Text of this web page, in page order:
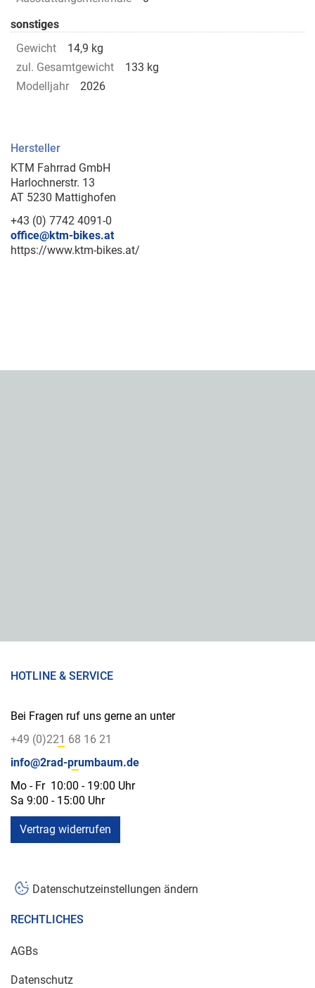
sonstiges
Gewicht
14,9 kg
zul. Gesamtgewicht
133 kg
Modelljahr
2026
Hersteller
KTM Fahrrad GmbH
Harlochnerstr. 13
AT 5230 Mattighofen
+43 (0) 7742 4091-0
office@ktm-bikes.at
https://www.ktm-bikes.at/
HOTLINE & SERVICE
Bei Fragen ruf uns gerne an unter
+49 (0)221 68 16 21
info@2rad-prumbaum.de
Mo - Fr 10:00 - 19:00 Uhr
Sa 9:00 - 15:00 Uhr
Vertrag widerrufen
Datenschutzeinstellungen ändern
RECHTLICHES
AGBs
Datenschutz